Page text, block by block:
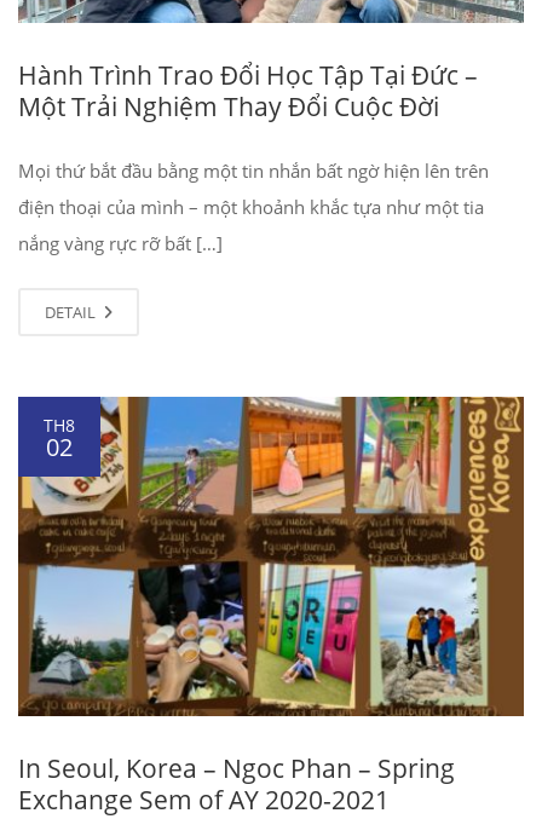
Hành Trình Trao Đổi Học Tập Tại Đức –
Một Trải Nghiệm Thay Đổi Cuộc Đời
Mọi thứ bắt đầu bằng một tin nhắn bất ngờ hiện lên trên
điện thoại của mình – một khoảnh khắc tựa như một tia
nắng vàng rực rỡ bất […]
DETAIL
TH8
02
In Seoul, Korea – Ngoc Phan – Spring
Exchange Sem of AY 2020-2021